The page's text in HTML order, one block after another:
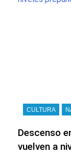
CULTURA
Descenso
vuelven a